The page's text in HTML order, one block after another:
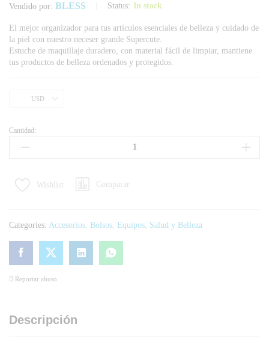
Vendido por: BLESS Status: In stock
El mejor organizador para tus artículos esenciales de belleza y cuidado de
la piel con nuestro neceser grande Supercute.
Estuche de maquillaje duradero, con material fácil de limpiar, mantiene
tus productos de belleza ordenados y protegidos.
USD
Cantidad:
Wishlist Comparar
Categories: Accesorios Bolsos Equipos Salud y Belleza
Reportar abuso
Descripción